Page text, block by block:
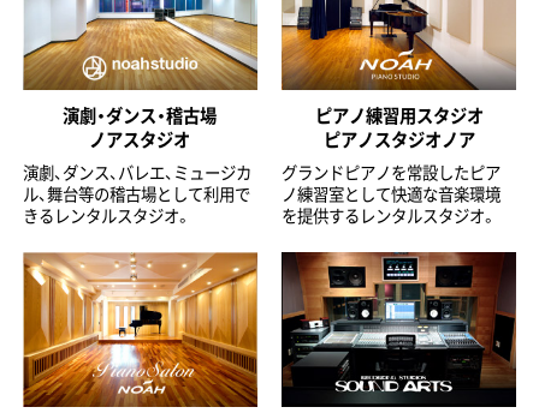
演劇・ダンス・稽古場
ノアスタジオ
演劇、ダンス、バレエ、ミュージカ
ル、舞台等の稽古場として利用で
きるレンタルスタジオ。
ピアノ練習用スタジオ
ピアノスタジオノア
グランドピアノを常設したピア
ノ練習室として快適な音楽環境
を提供するレンタルスタジオ。